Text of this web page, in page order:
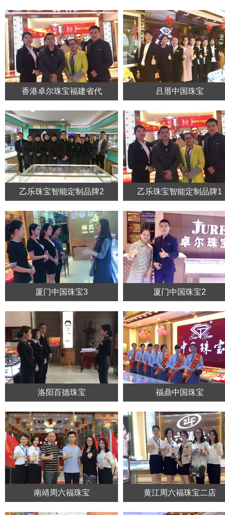
香港卓尔珠宝福建省代 吕厝中国珠宝
乙乐珠宝智能定制品牌2 乙乐珠宝智能定制品牌1
厦门中国珠宝3 厦门中国珠宝2
洛阳百德珠宝 福鼎中国珠宝
南靖周六福珠宝 黄江周六福珠宝二店